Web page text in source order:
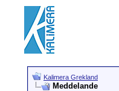
Kalimera Grekland
Meddelande